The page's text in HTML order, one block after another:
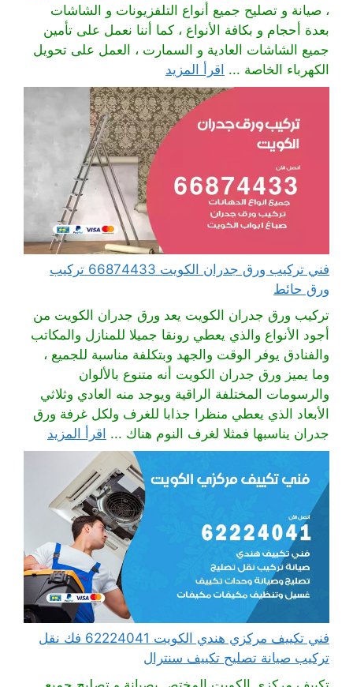
، صيانة و تصليح جميع أنواع التلفزيونات و الشاشات
بعدة أحجام و بكافة الأنواع ، كما أننا نعمل على تأمين
جميع الشاشات العادية و السمارت ، العمل على تحويل
الكهرباء الخاصة ... اقرأ المزيد
فني تركيب ورق جدران الكويت 66874433 تركيب
ورق حائط
تركيب ورق جدران الكويت يعد ورق جدران الكويت من
أجود الأنواع والذي يعطي رونقا جميلا للمنازل والمكاتب
والفنادق يوفر الوقت والجهد وبتكلفة مناسبة للجميع ،
وما يميز ورق جدران الكويت أنه متنوع بالألوان
والرسومات المختلفة الراقية ويوجد منه العادي وثلاثي
الأبعاد الذي يعطي منظرا جذابا للغرف ولكل غرفة ورق
جدران يناسبها فمثلا لغرف النوم هناك ... اقرأ المزيد
فني تكييف مركزي هندي الكويت 62224041 فك نقل
تركيب صيانة تصليح تكييف سنترال